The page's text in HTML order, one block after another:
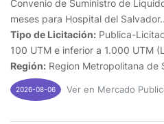
Convenio de Suministro de
meses para Hospital del
Tipo de Licitación: Publica-
100 UTM e inferior a 1.000 UTM
Región: Region Metropolitana de
2026-08-06 Ver en Mercado